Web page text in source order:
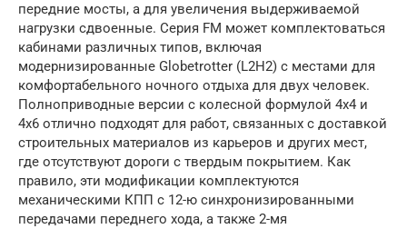
передние мосты, а для увеличения выдерживаемой
нагрузки сдвоенные. Серия FM может комплектоваться
кабинами различных типов, включая
модернизированные Globetrotter (L2H2) с местами для
комфортабельного ночного отдыха для двух человек.
Полноприводные версии с колесной формулой 4х4 и
4х6 отлично подходят для работ, связанных с доставкой
строительных материалов из карьеров и других мест,
где отсутствуют дороги с твердым покрытием. Как
правило, эти модификации комплектуются
механическими КПП с 12-ю синхронизированными
передачами переднего хода, а также 2-мя